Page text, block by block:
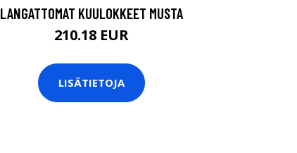
LANGATTOMAT KUULOKKEET MUSTA
210.18 EUR
LISÄTIETOJA